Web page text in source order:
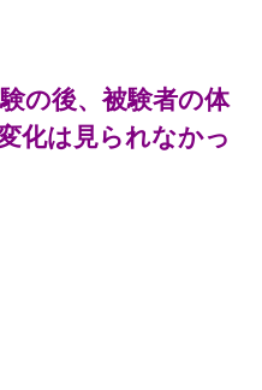
の後、被験者の体
化は見られなかっ